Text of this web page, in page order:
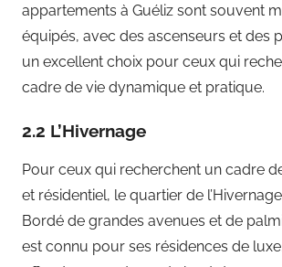
appartements à Guéliz sont souvent
équipés, avec des ascenseurs et des
un excellent choix pour ceux qui
cadre de vie dynamique et pratique.
2.2 L’Hivernage
Pour ceux qui recherchent un cadre
et résidentiel, le quartier de
Bordé de grandes avenues et de
est connu pour ses résidences de